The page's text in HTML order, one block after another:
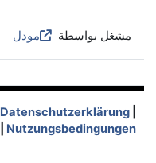
مشغل بواسطة مودل
Datenschutzerklärung
Nutzungsbedingungen